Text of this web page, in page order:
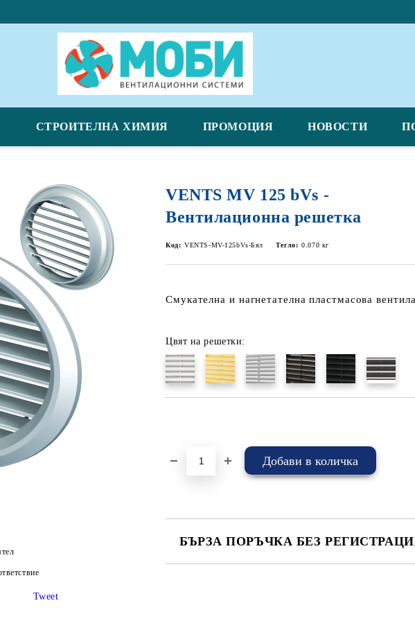
СТРОИТЕЛНА ХИМИЯ ПРОМОЦИЯ НОВОСТИ
VENTS MV 125 bVs -
Вентилационна решетка
Код: VENTS-MV-125bVs-Бял Тегло: 0.070 кг
Смукателна и нагнетателна пластмасова
Цвят на решетки:
БЪРЗА ПОРЪЧКА БЕЗ
Tweet